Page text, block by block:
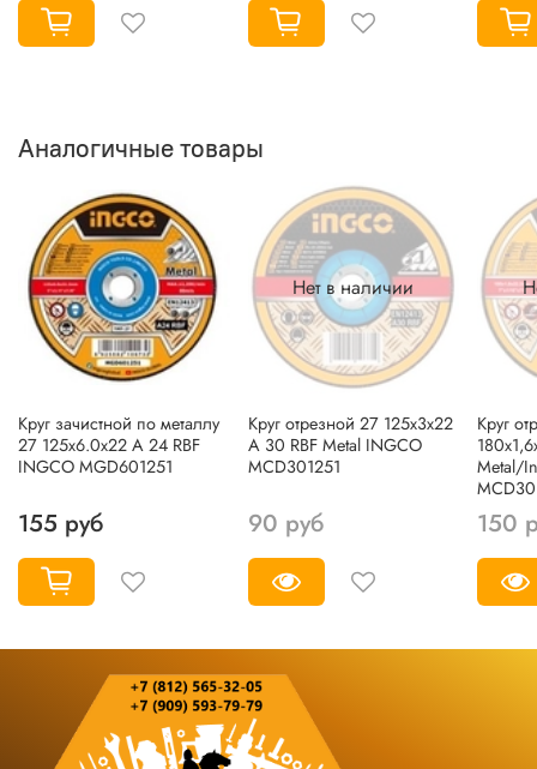
Аналогичные товары
Круг зачистной по металлу
27 125х6.0х22 A 24 RBF
INGCO MGD601251
155 руб
Нет в наличии
Круг отрезной 27 125х3х22
A 30 RBF Metal INGCO
MCD301251
90 руб
Круг
Metal/
150